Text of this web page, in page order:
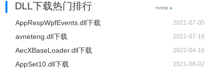
DLL下载热门排行
AppRespWpfEvents.dll下载 2021-07-05
avneteng.dll下载 2021-07-16
AecXBaseLoader.dll下载 2022-04-16
AppSet10.dll下载 2021-08-02